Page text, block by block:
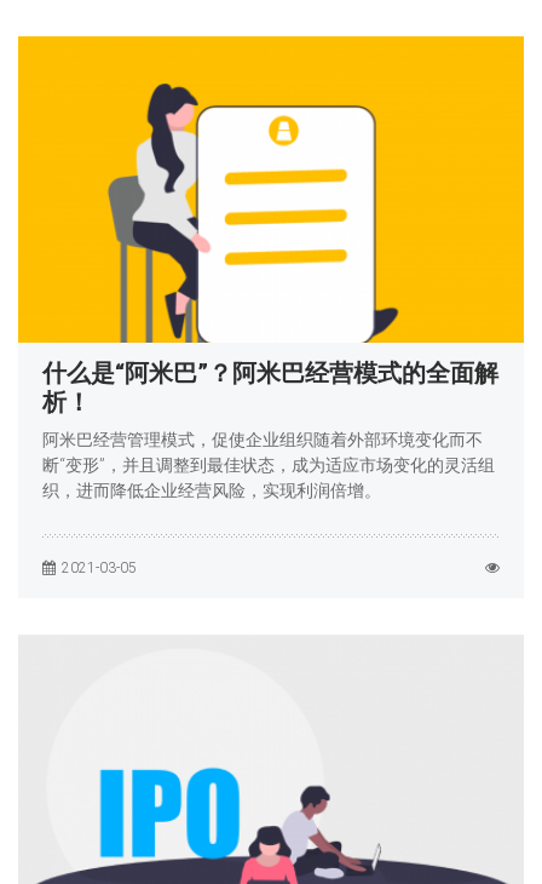
什么是“阿米巴”？阿米巴经营模式的全面解
析！
阿米巴经营管理模式，促使企业组织随着外部环境变化而不
断“变形”，并且调整到最佳状态，成为适应市场变化的灵活组
织，进而降低企业经营风险，实现利润倍增。
2021-03-05